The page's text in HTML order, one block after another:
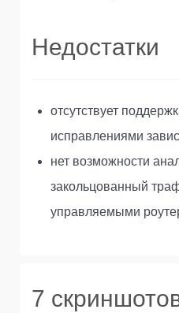
Недостатки
отсутствует
исправлениями
нет возможности
закольцованный
управляемыми
7